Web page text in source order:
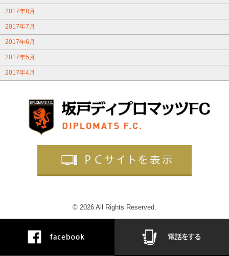
2017年8月
2017年7月
2017年6月
2017年5月
2017年4月
© 2026 All Rights Reserved.